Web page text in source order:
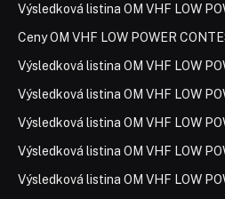
Výsledková listina OM VHF LOW
Ceny OM VHF LOW POWER
Výsledková listina OM VHF LOW
Výsledková listina OM VHF LOW
Výsledková listina OM VHF LOW
Výsledková listina OM VHF LOW
Výsledková listina OM VHF LOW